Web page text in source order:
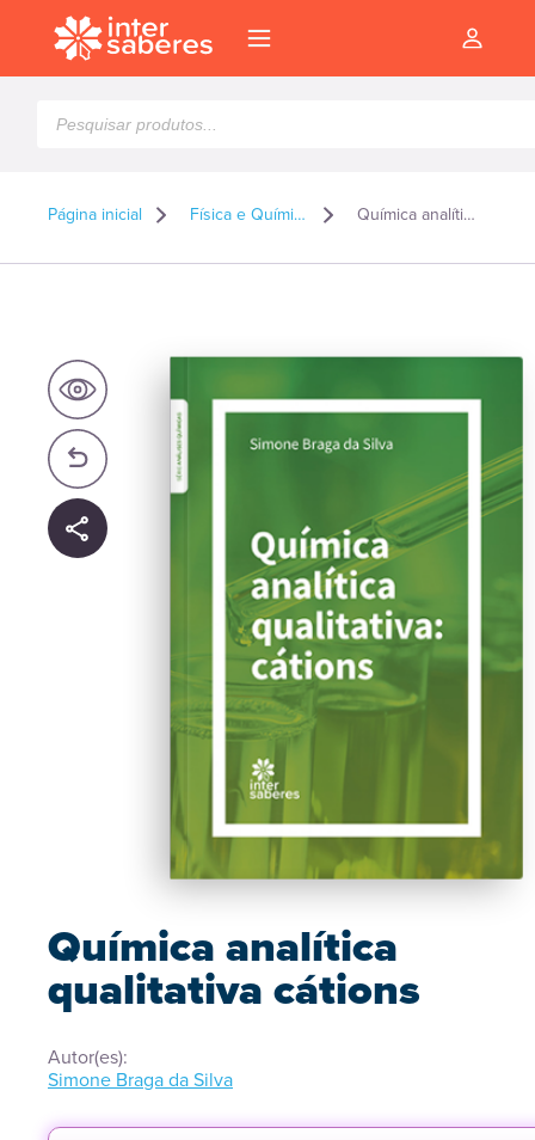
produtos
Página inicial Física e Química Química analítica qualitativa cátions
Química analítica
qualitativa cátions
Autor(es):
Simone Braga da Silva